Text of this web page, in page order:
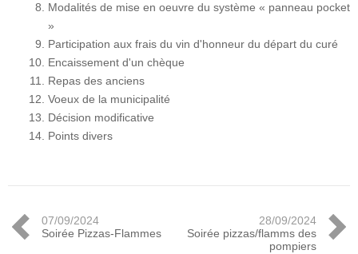
Modalités de mise en oeuvre du système « panneau pocket
»
Participation aux frais du vin d'honneur du départ du curé
Encaissement d'un chèque
Repas des anciens
Voeux de la municipalité
Décision modificative
Points divers
07/09/2024
Soirée Pizzas-Flammes
28/09/2024
Soirée pizzas/flamms des
pompiers